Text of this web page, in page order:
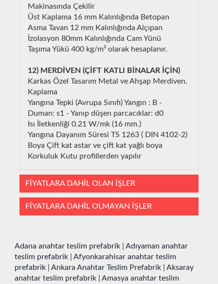
Makinasında Çekilir
Üst Kaplama 16 mm Kalınlığında Betopan
Asma Tavan 12 mm Kalınlığında Alçıpan
İzolasyon 80mm Kalınlığında Cam Yünü
Taşıma Yükü 400 kg/m² olarak hesaplanır.
12) MERDİVEN (ÇİFT KATLI BİNALAR İÇİN)
Karkas Özel Tasarım Metal ve Ahşap Merdiven.
Kaplama
Yangına Tepki (Avrupa Sınıfı) Yangın : B -
Duman: s1 - Yanıp düşen parcacıklar: d0
Isı İletkenliği 0.21 W/mk (16 mm.)
Yangına Dayanım Süresi TS 1263 ( DIN 4102-2)
Boya Çift kat astar ve çift kat yağlı boya
Korkuluk Kutu profillerden yapılır
FİYATLARA DAHİL OLAN İŞLER
FİYATLARA DAHİL OLMAYAN İŞLER
Adana anahtar teslim prefabrik
Adıyaman anahtar
teslim prefabrik
Afyonkarahisar anahtar teslim
prefabrik
Ankara Anahtar Teslim Prefabrik
Aksaray
anahtar teslim prefabrik
Amasya anahtar teslim